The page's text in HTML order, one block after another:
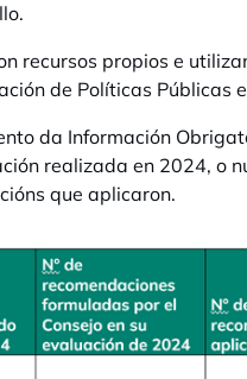
recursos propios e
de Políticas Públicas
da Información
realizada en 2024, o
que aplicaron.